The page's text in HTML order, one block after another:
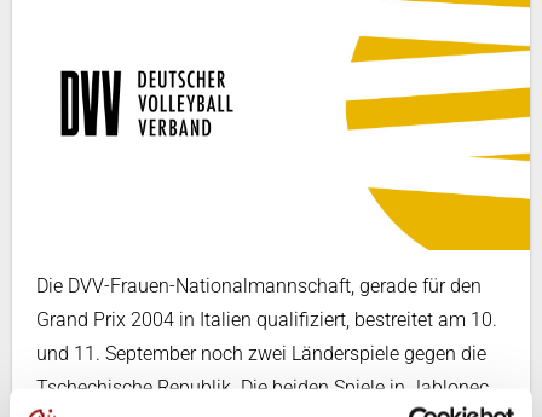
Die DVV-Frauen-Nationalmannschaft, gerade für den
Grand Prix 2004 in Italien qualifiziert, bestreitet am 10.
und 11. September noch zwei Länderspiele gegen die
Tschechische Republik. Die beiden Spiele in Jablonec